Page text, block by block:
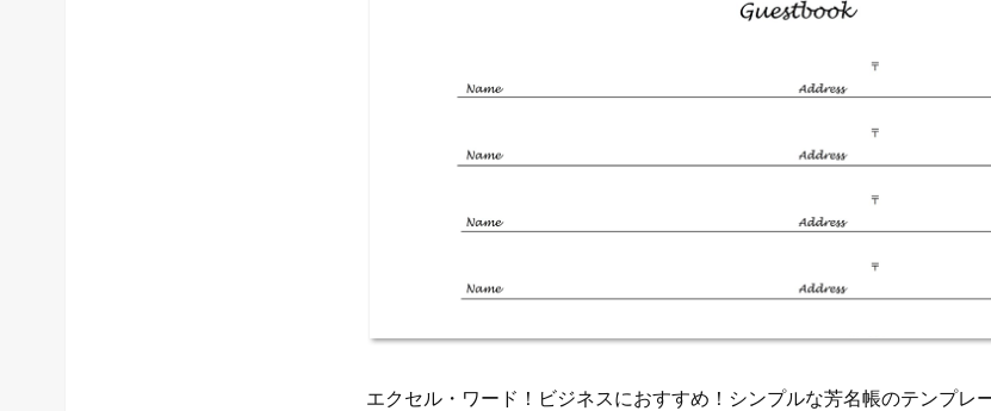
エクセル・ワード！ビジネスにおすすめ！シンプルな芳名帳のテンプレ